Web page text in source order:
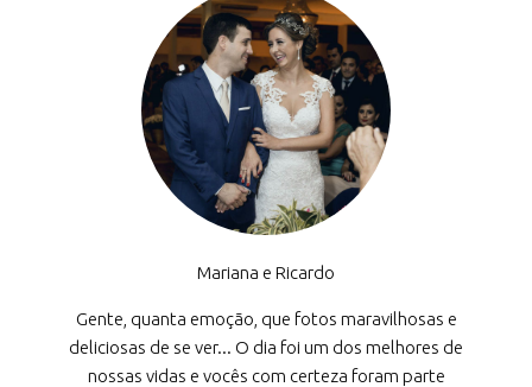
Mariana e Ricardo
Gente, quanta emoção, que fotos maravilhosas e
deliciosas de se ver... O dia foi um dos melhores de
nossas vidas e vocês com certeza foram parte